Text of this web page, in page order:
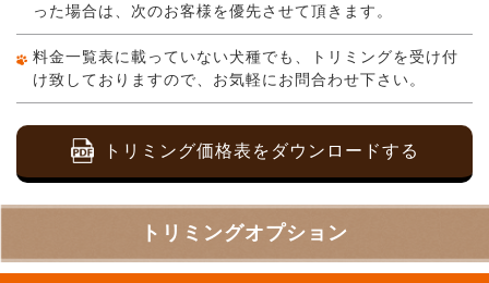
った場合は、次のお客様を優先させて頂きます。
料金一覧表に載っていない犬種でも、トリミングを受け付
け致しておりますので、お気軽にお問合わせ下さい。
トリミング価格表をダウンロードする
トリミングオプション